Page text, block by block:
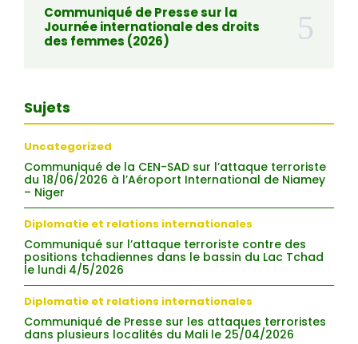
Communiqué de Presse sur la
Journée internationale des droits
des femmes (2026)
Sujets
Uncategorized
Communiqué de la CEN-SAD sur l’attaque terroriste
du 18/06/2026 à l’Aéroport International de Niamey
– Niger
Diplomatie et relations internationales
Communiqué sur l’attaque terroriste contre des
positions tchadiennes dans le bassin du Lac Tchad
le lundi 4/5/2026
Diplomatie et relations internationales
Communiqué de Presse sur les attaques terroristes
dans plusieurs localités du Mali le 25/04/2026